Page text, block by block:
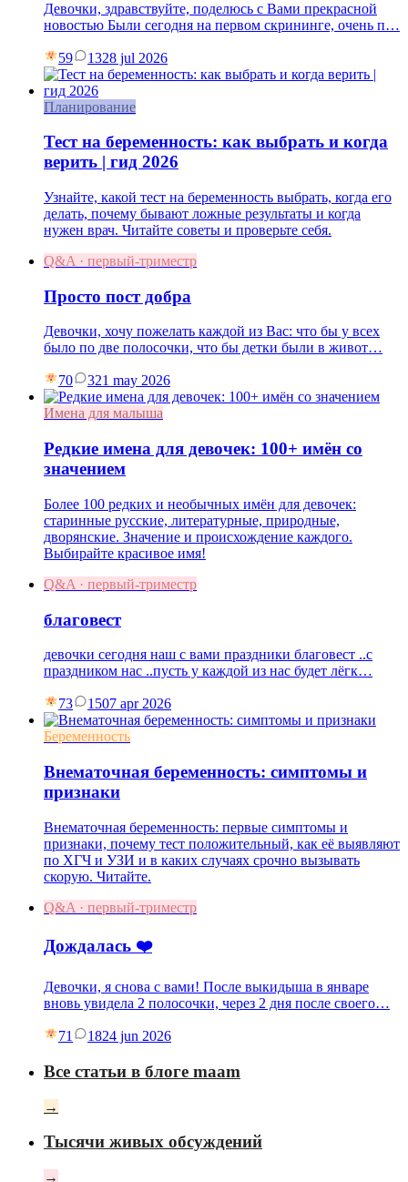
Девочки, здравствуйте, поделюсь с Вами прекрасной
новостью Были сегодня на первом скрининге, очень п…
59 1328 jul 2026
Планирование
Тест на беременность: как выбрать и когда
верить | гид 2026
Узнайте, какой тест на беременность выбрать, когда его
делать, почему бывают ложные результаты и когда
нужен врач. Читайте советы и проверьте себя.
Q&A · первый-триместр
Просто пост добра
Девочки, хочу пожелать каждой из Вас: что бы у всех
было по две полосочки, что бы детки были в живот…
70 321 may 2026
Имена для малыша
Редкие имена для девочек: 100+ имён со
значением
Более 100 редких и необычных имён для девочек:
старинные русские, литературные, природные,
дворянские. Значение и происхождение каждого.
Выбирайте красивое имя!
Q&A · первый-триместр
благовест
девочки сегодня наш с вами праздники благовест ..с
праздником нас ..пусть у каждой из нас будет лёгк…
73 1507 apr 2026
Беременность
Внематочная беременность: симптомы и
признаки
Внематочная беременность: первые симптомы и
признаки, почему тест положительный, как её выявляют
по ХГЧ и УЗИ и в каких случаях срочно вызывать
скорую. Читайте.
Q&A · первый-триместр
Дождалась ❤️
Девочки, я снова с вами! После выкидыша в январе
вновь увидела 2 полосочки, через 2 дня после своего…
71 1824 jun 2026
Все статьи в блоге maam
→
Тысячи живых обсуждений
→